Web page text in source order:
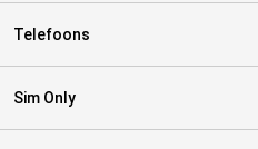
Telefoons
Sim Only